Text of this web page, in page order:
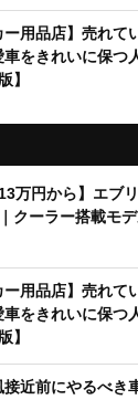
ー用品店】売れ
車をきれいに保
】
万円から】エブ
クーラー搭載モ
ー用品店】売れ
車をきれいに保
】
接近前にやるべき